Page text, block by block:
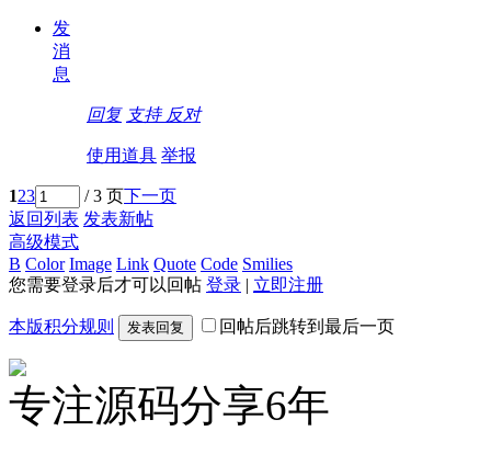
发
消
息
回复 支持 反对
使用道具 举报
123 / 3 页下一页
返回列表 发表新帖
高级模式
B Color Image Link Quote Code Smilies
您需要登录后才可以回帖 登录 | 立即注册
本版积分规则 发表回复 回帖后跳转到最后一页
专注源码分享6年